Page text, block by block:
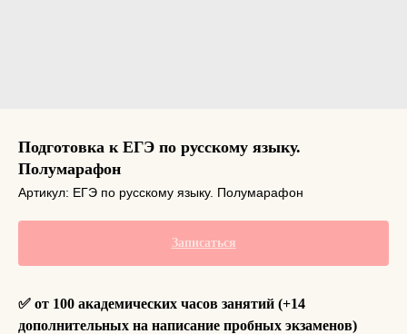
Подготовка к ЕГЭ по русскому языку.
Полумарафон
Артикул: ЕГЭ по русскому языку. Полумарафон
Записаться
✅ от 100 академических часов занятий (+14
дополнительных на написание пробных экзаменов)